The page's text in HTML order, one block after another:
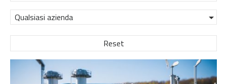
Qualsiasi azienda
Reset